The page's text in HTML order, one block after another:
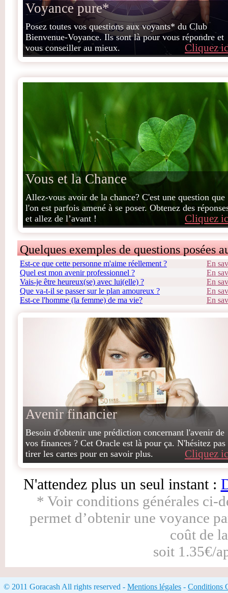
Voyance pure*
Cliquez
Posez toutes vos questions aux voyants* du Club
Bienvenue-Voyance. Ils sont là pour vous répondre et
vous conseiller au mieux.
Vous et la Chance
Cliquez
Allez-vous avoir de la chance? C'est une question que
l'on est parfois amené à se poser. Obtenez des
et allez de l’avant !
Quelques exemples de questions posées
Est-ce que cette personne m'aime réellement ?
En
Quel est mon avenir professionnel ?
En
Vais-je être heureux(se) avec lui(elle) ?
En
Que va-t-il se passer sur le plan amoureux ?
En
Est-ce l'homme (la femme) de ma vie?
En
Avenir financier
Cliquez
Besoin d'obtenir une prédiction concernant l'avenir de
vos finances ? Cet Oracle est là pour ça. N'hésitez pas
tirer les cartes pour en savoir plus.
N'attendez plus un seul instant :
* Voir conditions générales ci-
permet d’obtenir une voyance
coût de
soit 1.35€/
© 2011 Goracash All rights reserved - Mentions légales - Conditions